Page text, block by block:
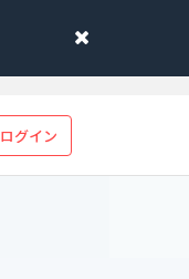
ログイン